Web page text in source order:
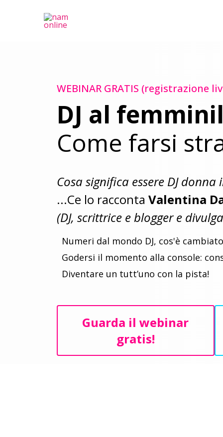
WEBINAR GRATIS (registrazione
DJ al
Come farsi
Cosa significa essere DJ
...Ce lo racconta Valentina
(DJ, scrittrice e blogger e
Numeri dal mondo DJ, cos'è
Godersi il momento alla console:
Diventare un tutt’uno con la pista!
Guarda il webinar
gratis!